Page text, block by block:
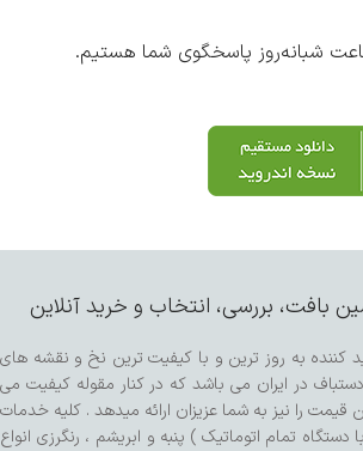
بافت، بررسی، انتخاب و خرید آنلاین
کننده به روز ترین و با کیفیت ترین نخ و نقشه های
در ایران می باشد که در کنار مقوله کیفیت می
قیمت را نیز به شما عزیزان ارائه میدهد . کلیه خدمات
تمام اتوماتیک ) پنبه و ابریشم ، رنگرزی انواع